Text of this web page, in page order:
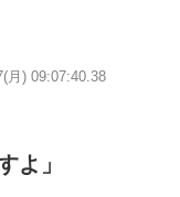
月) 09:07:40.38
よ」